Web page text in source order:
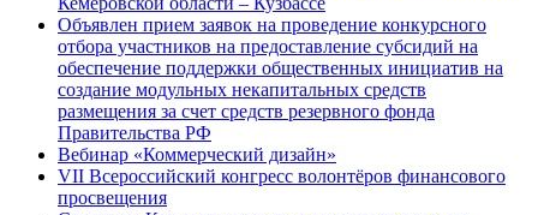
Объявлен прием заявок на проведение конкурсного
отбора участников на предоставление субсидий на
обеспечение поддержки общественных инициатив на
создание модульных некапитальных средств
размещения за счет средств резервного фонда
Правительства РФ
Вебинар «Коммерческий дизайн»
VII Всероссийский конгресс волонтёров финансового
просвещения